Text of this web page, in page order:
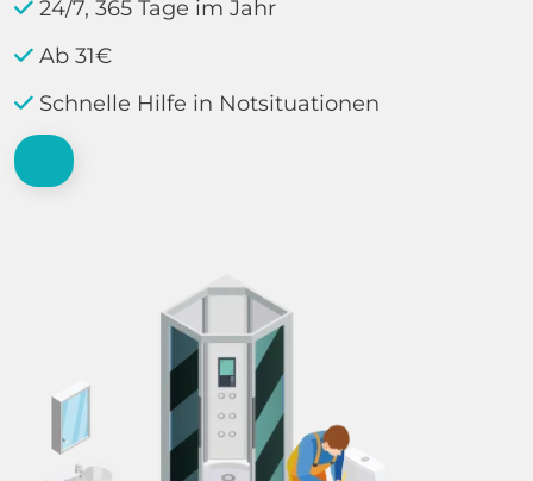
24/7, 365 Tage im Jahr
Ab 31€
Schnelle Hilfe in Notsituationen